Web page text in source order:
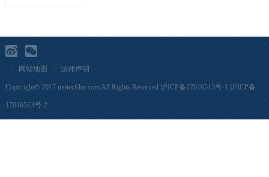
| 网站地图 | 法律声明
Copyright© 2017 motecfilm.com All Rights Reserved沪ICP备17016513号-1 沪ICP备
17016513号-2